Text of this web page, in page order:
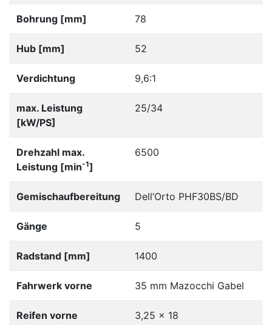
Bohrung [mm] 78
Hub [mm] 52
Verdichtung 9,6:1
max. Leistung
[kW/PS]
25/34
Drehzahl max.
Leistung [min-1]
6500
Gemischaufbereitung Dell’Orto PHF30BS/BD
Gänge 5
Radstand [mm] 1400
Fahrwerk vorne 35 mm Mazocchi Gabel
Reifen vorne 3,25 x 18